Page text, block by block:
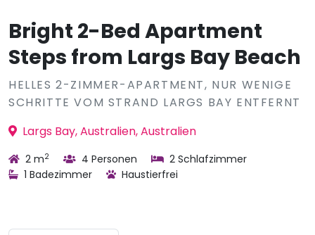
Bright 2-Bed Apartment
Steps from Largs Bay Beach
HELLES 2-ZIMMER-APARTMENT, NUR WENIGE
SCHRITTE VOM STRAND LARGS BAY ENTFERNT
Largs Bay, Australien, Australien
2 m2 4 Personen
2 Schlafzimmer
1 Badezimmer
Haustierfrei